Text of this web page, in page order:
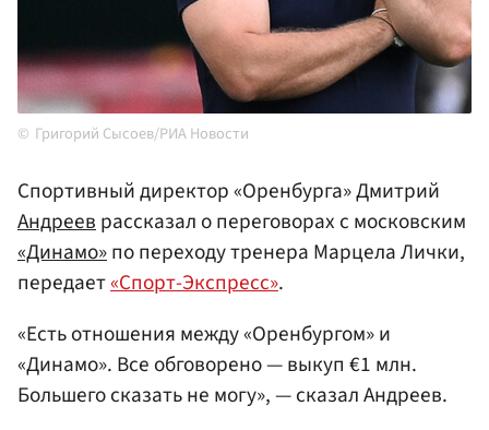
Григорий Сысоев/РИА Новости
Спортивный директор «Оренбурга» Дмитрий
Андрееврассказал о переговорах с московским
«Динамо»по переходу тренера Марцела Лички,
передает«Спорт-Экспресс».
«Есть отношения между «Оренбургом» и
«Динамо». Все обговорено — выкуп €1 млн.
Большего сказать не могу», — сказал Андреев.